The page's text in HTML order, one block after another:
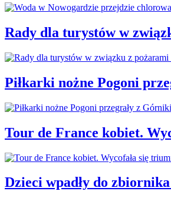
Rady dla turystów w
Piłkarki nożne Pogoni
Tour de France kobiet.
Dzieci wpadły do